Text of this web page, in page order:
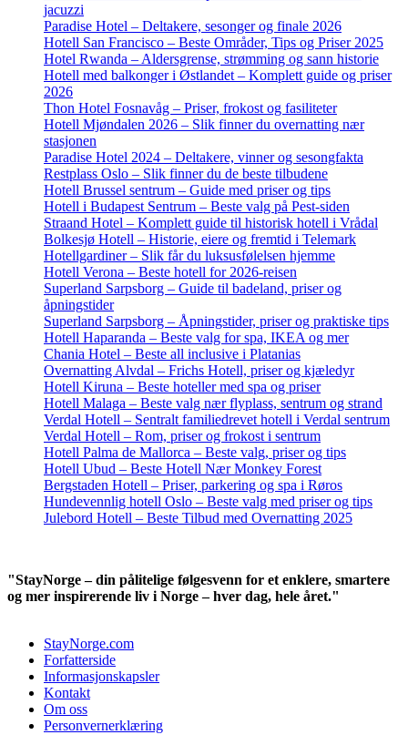
jacuzzi
Paradise Hotel – Deltakere, sesonger og finale 2026
Hotell San Francisco – Beste Områder, Tips og Priser 2025
Hotel Rwanda – Aldersgrense, strømming og sann historie
Hotell med balkonger i Østlandet – Komplett guide og priser
2026
Thon Hotel Fosnavåg – Priser, frokost og fasiliteter
Hotell Mjøndalen 2026 – Slik finner du overnatting nær
stasjonen
Paradise Hotel 2024 – Deltakere, vinner og sesongfakta
Restplass Oslo – Slik finner du de beste tilbudene
Hotell Brussel sentrum – Guide med priser og tips
Hotell i Budapest Sentrum – Beste valg på Pest-siden
Straand Hotel – Komplett guide til historisk hotell i Vrådal
Bolkesjø Hotell – Historie, eiere og fremtid i Telemark
Hotellgardiner – Slik får du luksusfølelsen hjemme
Hotell Verona – Beste hotell for 2026-reisen
Superland Sarpsborg – Guide til badeland, priser og
åpningstider
Superland Sarpsborg – Åpningstider, priser og praktiske tips
Hotell Haparanda – Beste valg for spa, IKEA og mer
Chania Hotel – Beste all inclusive i Platanias
Overnatting Alvdal – Frichs Hotell, priser og kjæledyr
Hotell Kiruna – Beste hoteller med spa og priser
Hotell Malaga – Beste valg nær flyplass, sentrum og strand
Verdal Hotell – Sentralt familiedrevet hotell i Verdal sentrum
Verdal Hotell – Rom, priser og frokost i sentrum
Hotell Palma de Mallorca – Beste valg, priser og tips
Hotell Ubud – Beste Hotell Nær Monkey Forest
Bergstaden Hotell – Priser, parkering og spa i Røros
Hundevennlig hotell Oslo – Beste valg med priser og tips
Julebord Hotell – Beste Tilbud med Overnatting 2025
"StayNorge – din pålitelige følgesvenn for et enklere, smartere
og mer inspirerende liv i Norge – hver dag, hele året."
StayNorge.com
Forfatterside
Informasjonskapsler
Kontakt
Om oss
Personvernerklæring